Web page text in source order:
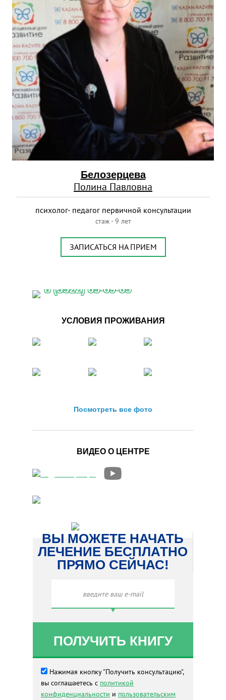
8 (3522) 65-69-65
УСЛОВИЯ ПРОЖИВАНИЯ
Посмотреть все фото
ВИДЕО О ЦЕНТРЕ
ВЫ МОЖЕТЕ НАЧАТЬ
ЛЕЧЕНИЕ БЕСПЛАТНО
ПРЯМО СЕЙЧАС!
Нажимая кнопку "Получить консультацию",
вы соглашаетесь с политикой
конфиденциальности и пользовательским
Белозерцева
Полина Павловна
психолог- педагог первичной консультации
стаж - 9 лет
ЗАПИСАТЬСЯ НА ПРИЕМ